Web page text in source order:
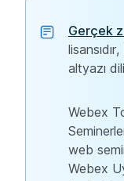
Gerçek
altyazı
Webex
web
Webex